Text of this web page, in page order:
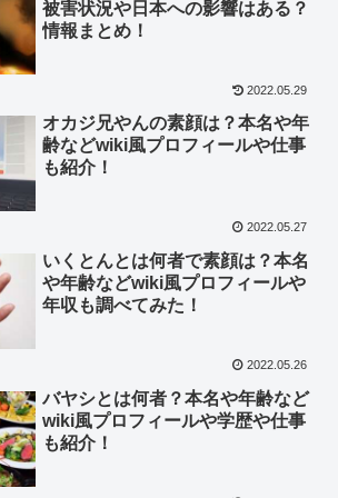
被害状況や日本への影響はある？
情報まとめ！
2022.05.29
オカジ兄やんの素顔は？本名や年
齢などwiki風プロフィールや仕事
も紹介！
2022.05.27
いくとんとは何者で素顔は？本名
や年齢などwiki風プロフィールや
年収も調べてみた！
2022.05.26
バヤシとは何者？本名や年齢など
wiki風プロフィールや学歴や仕事
も紹介！